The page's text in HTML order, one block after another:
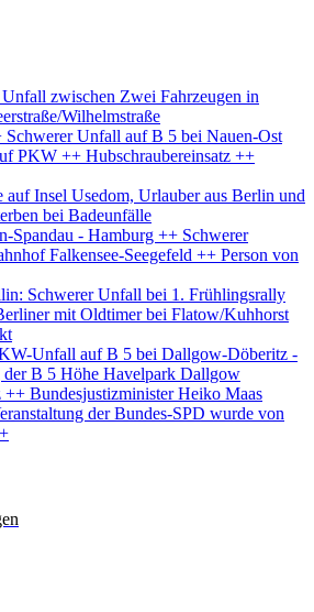
zwischen Zwei Fahrzeugen in
Wilhelmstraße
Unfall auf B 5 bei Nauen-Ost
PKW ++ Hubschraubereinsatz ++
Insel Usedom, Urlauber aus Berlin und
bei Badeunfälle
Spandau - Hamburg ++ Schwerer
Falkensee-Seegefeld ++ Person von
Schwerer Unfall bei 1. Frühlingsrally
mit Oldtimer bei Flatow/Kuhhorst
Unfall auf B 5 bei Dallgow-Döberitz -
der B 5 Höhe Havelpark Dallgow
Bundesjustizminister Heiko Maas
der Bundes-SPD wurde von